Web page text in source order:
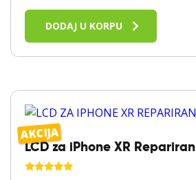
DODAJ U KORPU
AKCIJA
LCD za iPhone XR Repariran